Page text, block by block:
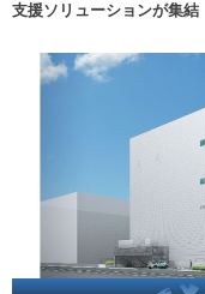
支援ソリューションが集結